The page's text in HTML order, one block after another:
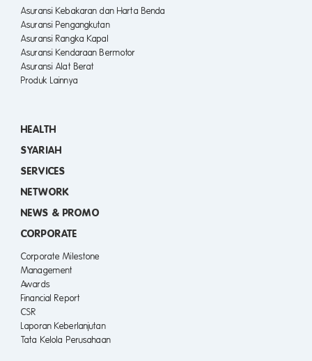
Asuransi Kebakaran dan Harta Benda
Asuransi Pengangkutan
Asuransi Rangka Kapal
Asuransi Kendaraan Bermotor
Asuransi Alat Berat
Produk Lainnya
HEALTH
SYARIAH
SERVICES
NETWORK
NEWS & PROMO
CORPORATE
Corporate Milestone
Management
Awards
Financial Report
CSR
Laporan Keberlanjutan
Tata Kelola Perusahaan